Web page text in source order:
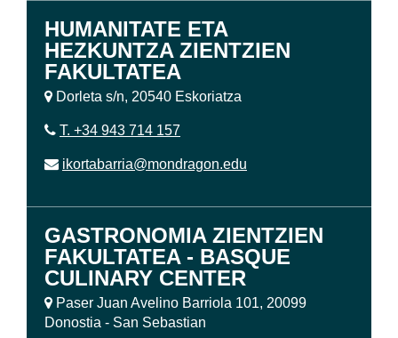
HUMANITATE ETA
HEZKUNTZA ZIENTZIEN
FAKULTATEA
Dorleta s/n, 20540 Eskoriatza
T. +34 943 714 157
ikortabarria@mondragon.edu
GASTRONOMIA ZIENTZIEN
FAKULTATEA - BASQUE
CULINARY CENTER
Paser Juan Avelino Barriola 101, 20099
Donostia - San Sebastian